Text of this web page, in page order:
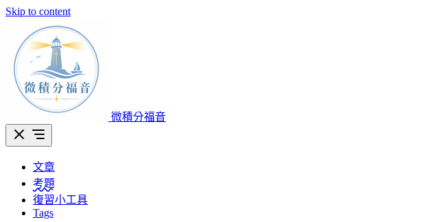
Skip to content
微積分福音
文章
考題
復習小工具
Tags